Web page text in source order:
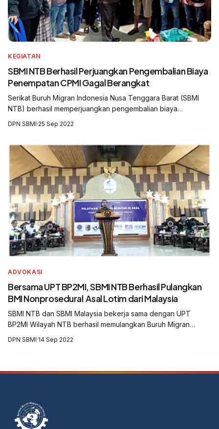
KEGIATAN
SBMI NTB Berhasil Perjuangkan Pengembalian Biaya
Penempatan CPMI Gagal Berangkat
Serikat Buruh Migran Indonesia Nusa Tenggara Barat (SBMI
NTB) berhasil memperjuangkan pengembalian biaya
gagal diberangkatkan ke negara Taiwan....
DPN SBMI·25 Sep 2022
ADVOKASI
Bersama UPT BP2MI, SBMI NTB Berhasil Pulangkan
BMI Nonprosedural Asal Lotim dari Malaysia
SBMI NTB dan SBMI Malaysia bekerja sama dengan UPT
BP2MI Wilayah NTB berhasil memulangkan Buruh Migran
nonprosedural, Senin, 12 September 2022....
DPN SBMI·14 Sep 2022